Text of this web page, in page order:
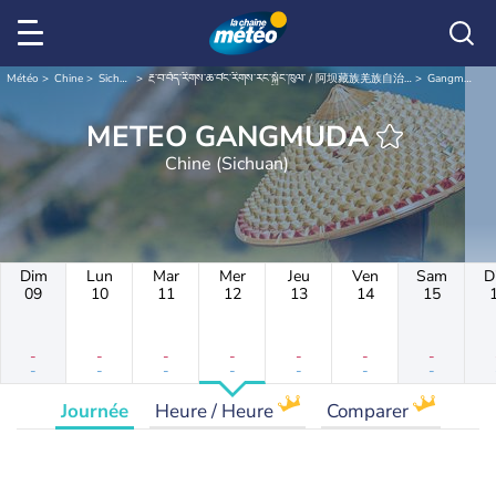
Météo Chine Sichuan རྔ་བ་བོད་རིགས་ཆ་བ༹ང་རིགས་རང་སྐྱོང་ཁུལ་ / 阿坝藏族羌族自治州 / Ngawa Gangmuda
METEO GANGMUDA
Chine (Sichuan)
Dim
09
-
-
Lun
10
-
-
Mar
11
-
-
Mer
12
-
-
Jeu
13
-
-
Ven
14
-
-
Sam
15
-
-
Journée Heure / Heure Comparer